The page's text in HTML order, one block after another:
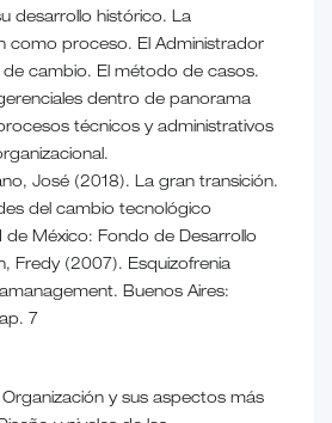
desarrollo histórico. La
como proceso. El Administrador
cambio. El método de casos.
dentro de panorama
técnicos y administrativos
José (2018). La gran transición.
del cambio tecnológico
de México: Fondo de Desarrollo
Fredy (2007). Esquizofrenia
Buenos Aires:
7
y sus aspectos más